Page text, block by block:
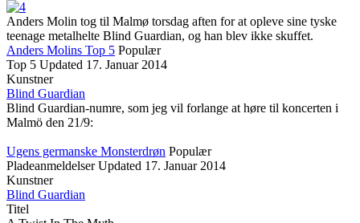
Anders Molin tog til Malmø torsdag aften for at opleve sine tyske
teenage metalhelte Blind Guardian, og han blev ikke skuffet.
Anders Molins Top 5 Populær
Top 5 Updated 17. Januar 2014
Kunstner
Blind Guardian
Blind Guardian-numre, som jeg vil forlange at høre til koncerten i
Malmö den 21/9:
Ugens germanske Monsterdrøn Populær
Pladeanmeldelser Updated 17. Januar 2014
Kunstner
Blind Guardian
Titel